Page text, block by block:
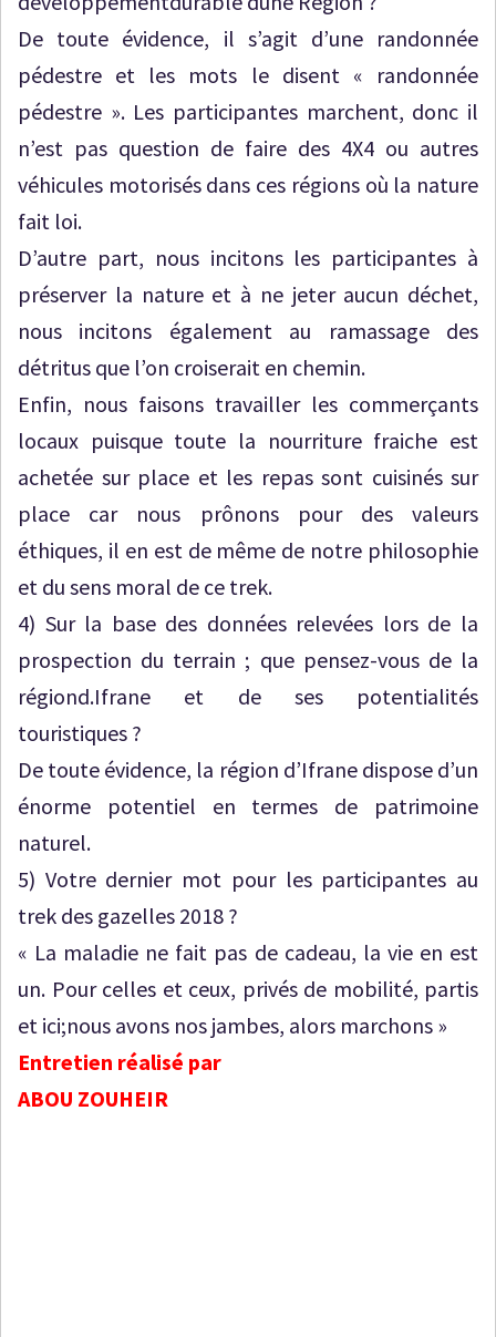
De toute évidence, il s’agit d’une randonnée
pédestre et les mots le disent « randonnée
pédestre ». Les participantes marchent, donc il
n’est pas question de faire des 4X4 ou autres
véhicules motorisés dans ces régions où la nature
fait loi.
D’autre part, nous incitons les participantes à
préserver la nature et à ne jeter aucun déchet,
nous incitons également au ramassage des
détritus que l’on croiserait en chemin.
Enfin, nous faisons travailler les commerçants
locaux puisque toute la nourriture fraiche est
achetée sur place et les repas sont cuisinés sur
place car nous prônons pour des valeurs
éthiques, il en est de même de notre philosophie
et du sens moral de ce trek.
4) Sur la base des données relevées lors de la
prospection du terrain ; que pensez-vous de la
régiond.Ifrane et de ses potentialités
touristiques ?
De toute évidence, la région d’Ifrane dispose d’un
énorme potentiel en termes de patrimoine
naturel.
5) Votre dernier mot pour les participantes au
trek des gazelles 2018 ?
« La maladie ne fait pas de cadeau, la vie en est
un. Pour celles et ceux, privés de mobilité, partis
et ici;nous avons nos jambes, alors marchons »
Entretien réalisé par
ABOU ZOUHEIR